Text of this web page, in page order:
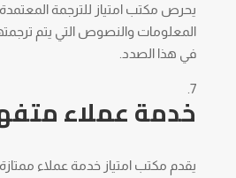
يحرص مكتب امتياز للترجمة
المعلومات والنصوص التي يتم
في هذا الصدد.
خدمة عملاء
يقدم مكتب امتياز خدمة عملاء